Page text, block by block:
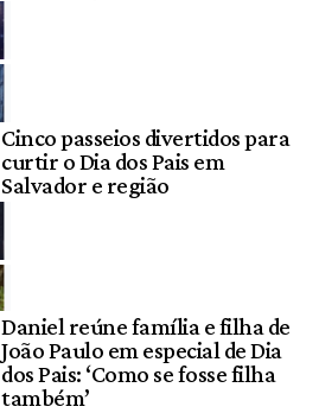
Cinco passeios divertidos para
curtir o Dia dos Pais em
Salvador e região
Daniel reúne família e filha de
João Paulo em especial de Dia
dos Pais: ‘Como se fosse filha
também’